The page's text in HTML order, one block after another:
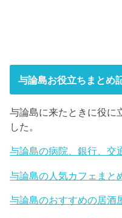
与論島お役立ちまとめ
与論島に来たときに役に
した。
与論島の病院、銀行、交
与論島の人気カフェまと
与論島のおすすめの居酒